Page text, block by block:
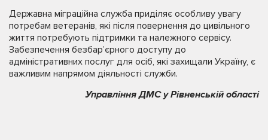
Державна міграційна служба приділяє особливу увагу
потребам ветеранів, які після повернення до цивільного
життя потребують підтримки та належного сервісу.
Забезпечення безбар’єрного доступу до
адміністративних послуг для осіб, які захищали Україну, є
важливим напрямом діяльності служби.
Управління ДМС у Рівненській області